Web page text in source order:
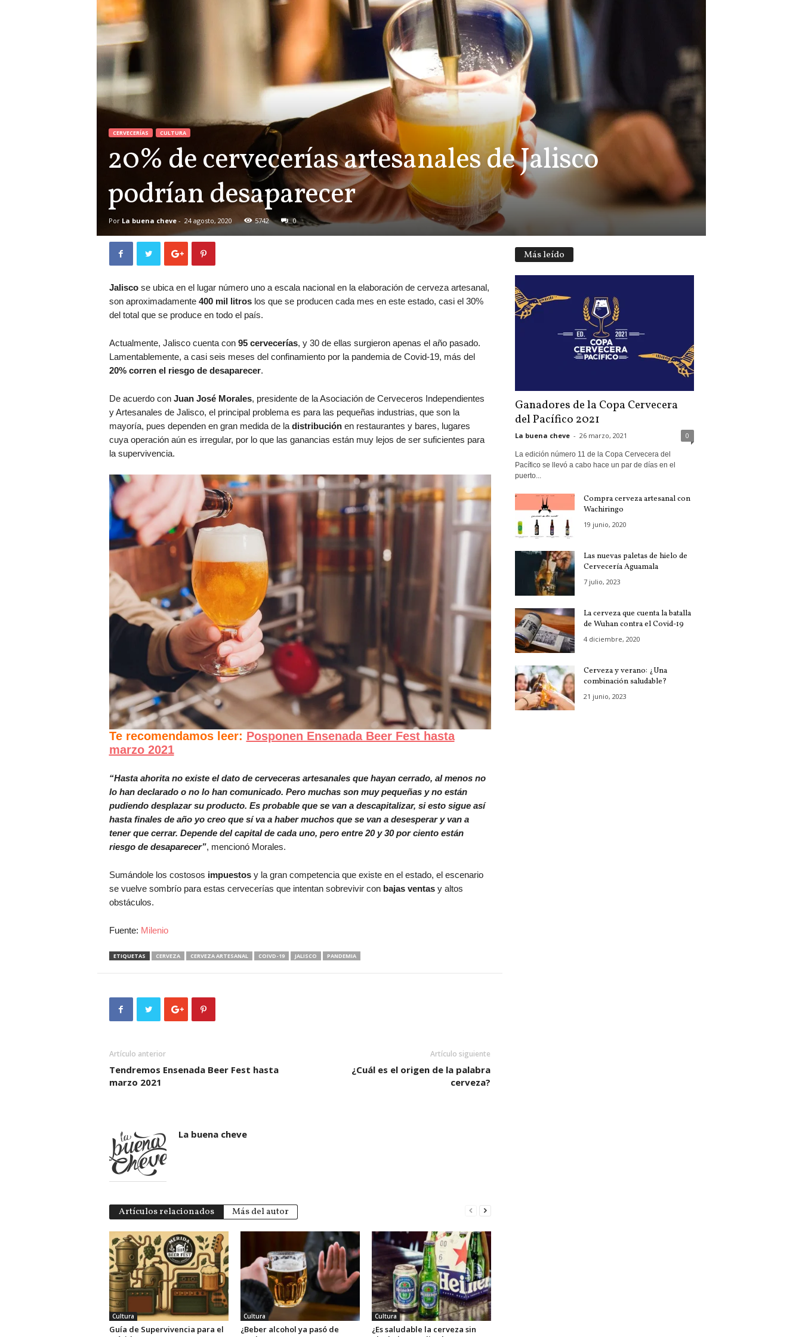
CERVECERÍAS CULTURA
20% de cervecerías artesanales de Jalisco
podrían desaparecer
Por La buena cheve- 24 agosto, 2020 5742 0
Jalisco se ubica en el lugar número uno a escala nacional en la elaboración de cerveza artesanal,
son aproximadamente 400 mil litroslos que se producen cada mes en este estado, casi el 30%
del total que se produce en todo el país.
Actualmente, Jalisco cuenta con 95 cervecerías, y 30 de ellas surgieron apenas el año pasado.
Lamentablemente, a casi seis meses del confinamiento por la pandemia de Covid-19, más del
20% corren el riesgo de desaparecer.
De acuerdo con Juan José Morales, presidente de la Asociación de Cerveceros Independientes
y Artesanales de Jalisco, el principal problema es para las pequeñas industrias, que son la
mayoría, pues dependen en gran medida de la distribuciónen restaurantes y bares, lugares
cuya operación aún es irregular, por lo que las ganancias están muy lejos de ser suficientes para
la supervivencia.
Te recomendamos leer: Posponen Ensenada Beer Fest hasta
marzo 2021
“Hasta ahorita no existe el dato de cerveceras artesanales que hayan cerrado, al menos no
lo han declarado o no lo han comunicado. Pero muchas son muy pequeñas y no están
pudiendo desplazar su producto. Es probable que se van a descapitalizar, si esto sigue así
hasta finales de año yo creo que sí va a haber muchos que se van a desesperar y van a
tener que cerrar. Depende del capital de cada uno, pero entre 20 y 30 por ciento están
riesgo de desaparecer”, mencionó Morales.
Sumándole los costosos impuestosy la gran competencia que existe en el estado, el escenario
se vuelve sombrío para estas cervecerías que intentan sobrevivir conbajas ventasy altos
obstáculos.
Fuente: Milenio
ETIQUETAS CERVEZA CERVEZA ARTESANAL COIVD-19 JALISCO PANDEMIA
Artículo anterior
Tendremos Ensenada Beer Fest hasta
marzo 2021
Artículo siguiente
¿Cuál es el origen de la palabra
cerveza?
La buena cheve
Artículos relacionados Más del autor
Cultura
Guía de Supervivencia para el
Cultura
¿Beber alcohol ya pasó de
Cultura
¿Es saludable la cerveza sin
Más leído
Ganadores de la Copa Cervecera
del Pacífico 2021
La buena cheve - 26 marzo, 2021 0
La edición número 11 de la Copa Cervecera del
Pacífico se llevó a cabo hace un par de días en el
puerto...
Compra cerveza artesanal con
Wachiringo
19 junio, 2020
Las nuevas paletas de hielo de
Cervecería Aguamala
7 julio, 2023
La cerveza que cuenta la batalla
de Wuhan contra el Covid-19
4 diciembre, 2020
Cerveza y verano: ¿Una
combinación saludable?
21 junio, 2023